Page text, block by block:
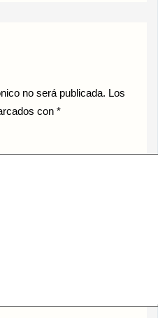
no será publicada. Los
con*